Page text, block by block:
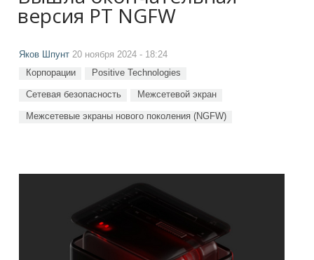
версия PT NGFW
Яков Шпунт 20 ноября 2024 - 18:24
Корпорации Positive Technologies
Сетевая безопасность Межсетевой экран
Межсетевые экраны нового поколения (NGFW)